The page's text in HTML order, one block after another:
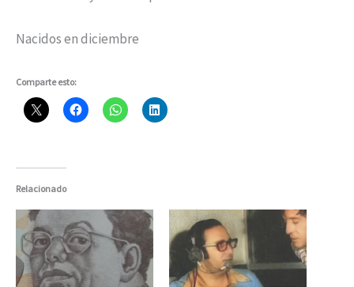
Nacidos en diciembre
Comparte esto:
Relacionado